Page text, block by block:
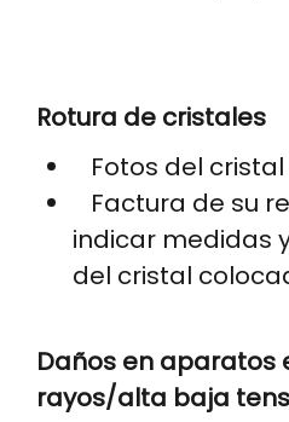
Rotura de cristales
Fotos del
Factura de su
indicar medidas
del cristal
Daños en aparatos
rayos/alta baja